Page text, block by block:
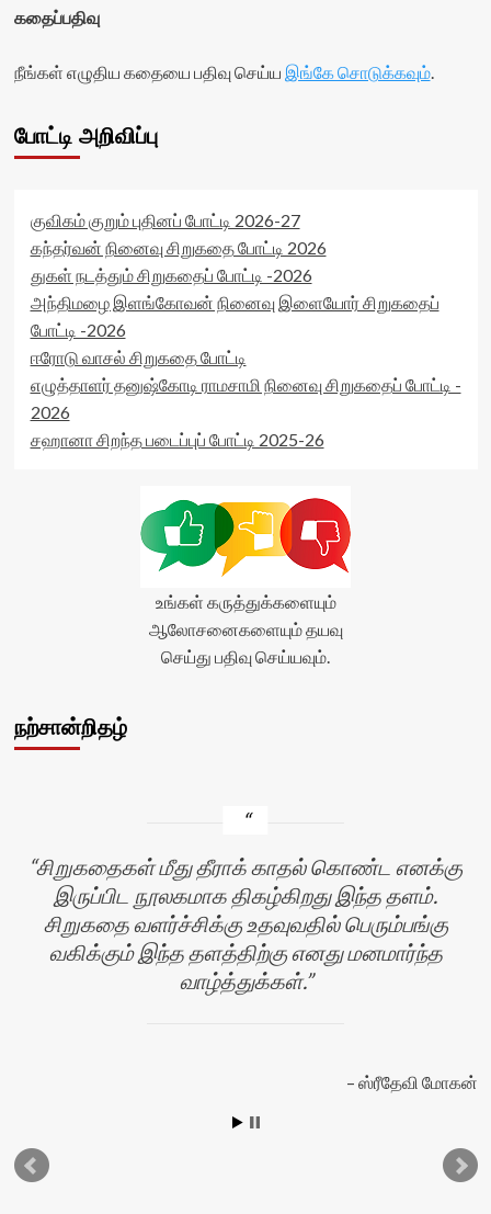
கதைப்பதிவு
நீங்கள் எழுதிய கதையை பதிவு செய்ய இங்கே சொடுக்கவும்.
போட்டி அறிவிப்பு
குவிகம் குறும் புதினப் போட்டி 2026-27
கந்தர்வன் நினைவு சிறுகதை போட்டி 2026
துகள் நடத்தும் சிறுகதைப் போட்டி -2026
அந்திமழை இளங்கோவன் நினைவு இளையோர் சிறுகதைப்
போட்டி -2026
ஈரோடு வாசல் சிறுகதை போட்டி
எழுத்தாளர் தனுஷ்கோடி ராமசாமி நினைவு சிறுகதைப் போட்டி -
2026
சஹானா சிறந்த படைப்புப் போட்டி 2025-26
உங்கள் கருத்துக்களையும்
ஆலோசனைகளையும் தயவு
செய்து பதிவு செய்யவும்.
நற்சான்றிதழ்
சிறுகதைகள் மீது தீராக் காதல் கொண்ட எனக்கு
இருப்பிட நூலகமாக திகழ்கிறது இந்த தளம்.
சிறுகதை வளர்ச்சிக்கு உதவுவதில் பெரும்பங்கு
வகிக்கும் இந்த தளத்திற்கு எனது மனமார்ந்த
வாழ்த்துக்கள்.
ஸ்ரீதேவி மோகன்